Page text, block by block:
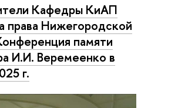
Кафедры КиАП
права Нижегородской
памяти
И.И. Веремеенко в
г.